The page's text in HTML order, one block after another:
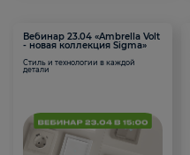
Вебинар 23.04 «Ambrella Volt
- новая коллекция Sigma»
Стиль и технологии в каждой
детали